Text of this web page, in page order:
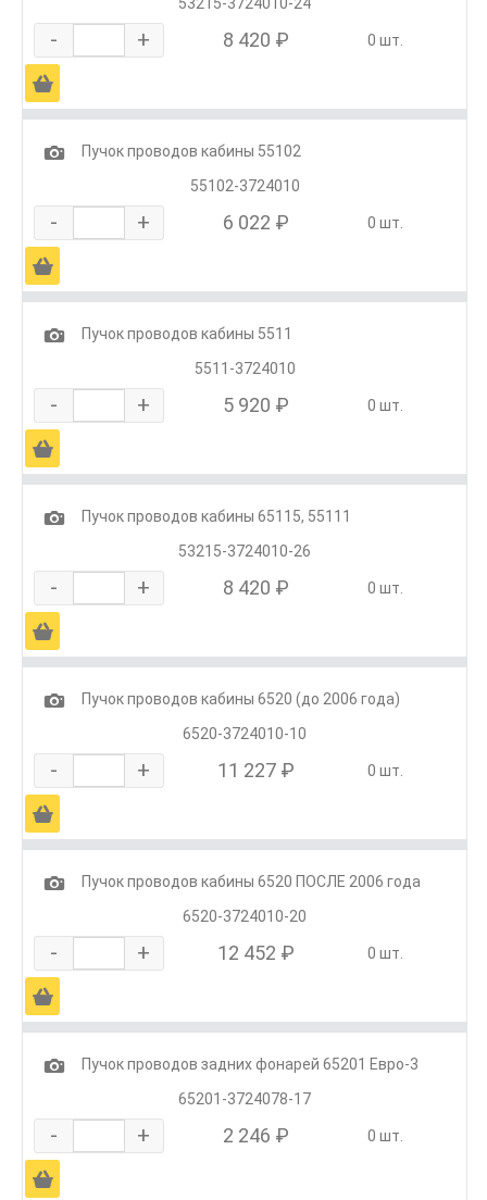
53215-3724010-24
- + 8 420 ₽ 0 шт.
Ä
1
Пучок проводов кабины 55102
55102-3724010
- + 6 022 ₽ 0 шт.
Ä
1
Пучок проводов кабины 5511
5511-3724010
- + 5 920 ₽ 0 шт.
Ä
1
Пучок проводов кабины 65115, 55111
53215-3724010-26
- + 8 420 ₽ 0 шт.
Ä
1
Пучок проводов кабины 6520 (до 2006 года)
6520-3724010-10
- + 11 227 ₽ 0 шт.
Ä
1
Пучок проводов кабины 6520 ПОСЛЕ 2006 года
6520-3724010-20
- + 12 452 ₽ 0 шт.
Ä
1
Пучок проводов задних фонарей 65201 Евро-3
65201-3724078-17
- + 2 246 ₽ 0 шт.
Ä